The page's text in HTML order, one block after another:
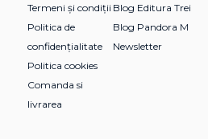
Termeni și condiții
Politica de
confidențialitate
Politica cookies
Comanda si
livrarea
Blog Editura Trei
Blog Pandora M
Newsletter